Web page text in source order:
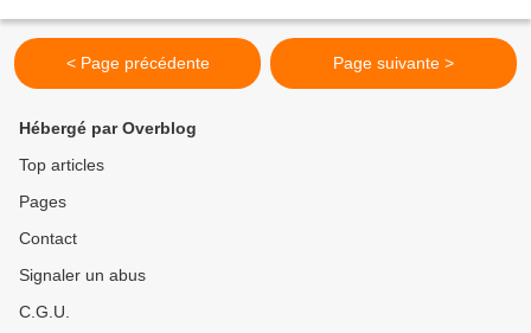
< Page précédente Page suivante >
Hébergé par Overblog
Top articles
Pages
Contact
Signaler un abus
C.G.U.